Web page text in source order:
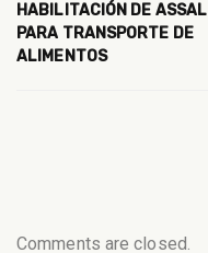
HABILITACIÓN DE ASSAL
PARA TRANSPORTE DE
ALIMENTOS
Comments are closed.